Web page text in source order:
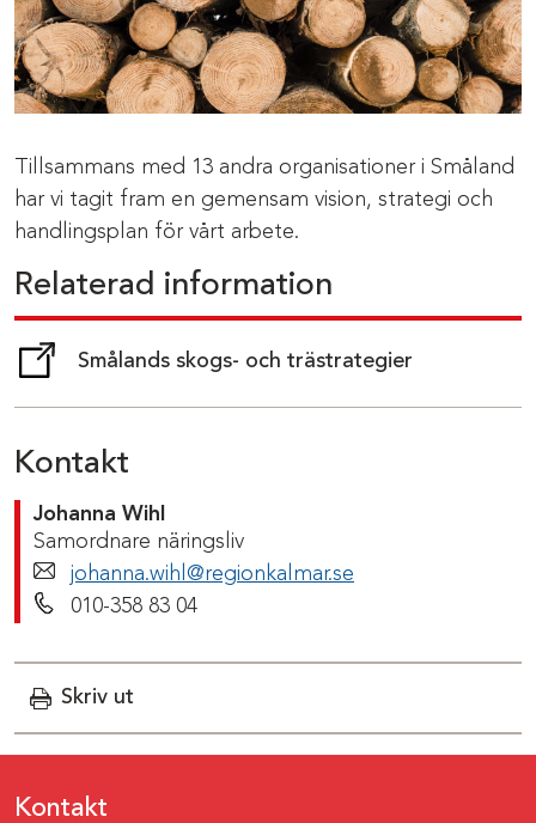
Tillsammans med 13 andra organisationer i Småland
har vi tagit fram en gemensam vision, strategi och
handlingsplan för vårt arbete.
Relaterad information
Smålands skogs- och trästrategier
( länk till annan webbplats)
Kontakt
Johanna Wihl
Samordnare näringsliv
johanna.wihl@regionkalmar.se
Telefonnummer
010-358 83 04
Skriv ut
Kontakt